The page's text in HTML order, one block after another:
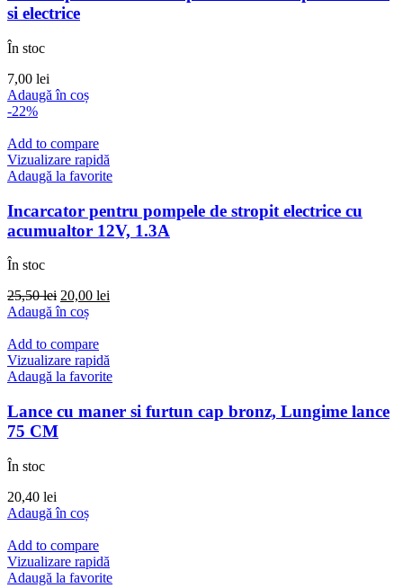
si electrice
În stoc
7,00 lei
Adaugă în coș
-22%
Add to compare
Vizualizare rapidă
Adaugă la favorite
Incarcator pentru pompele de stropit electrice cu
acumualtor 12V, 1.3A
În stoc
25,50lei Prețul
inițial
fost:
25,50 lei.
20,00 lei
Adaugă în coș
Add to compare
Vizualizare rapidă
Adaugă la favorite
Lance cu maner si furtun cap bronz, Lungime lance
75 CM
În stoc
20,40 lei
Adaugă în coș
Add to compare
Vizualizare rapidă
Adaugă la favorite